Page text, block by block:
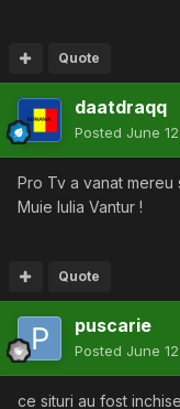
Quote
daatdraqq
Posted June
Pro Tv a vanat
Muie Iulia Vantur !
Quote
puscarie
Posted June
ce situri au fost